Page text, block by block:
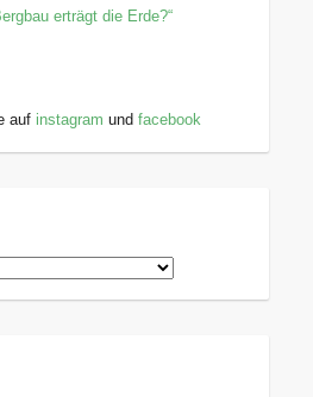
erträgt die Erde?“
auf instagram undfacebook